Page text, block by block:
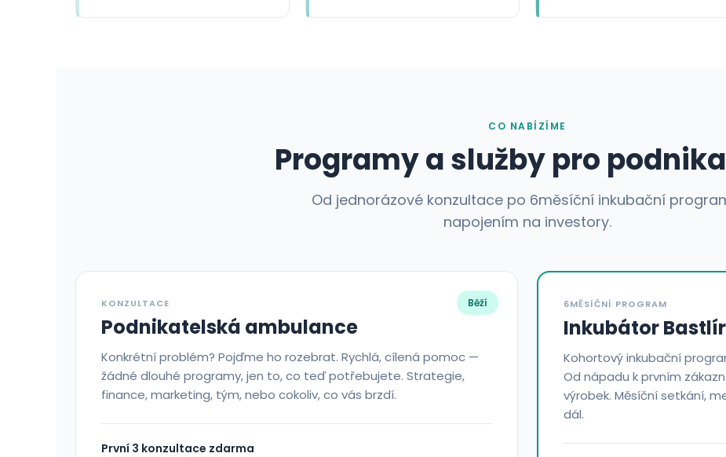
CO NABÍZÍME
Programy a služby pro
Od jednorázové konzultace po 6měsíční inkubační
napojením na investory.
Běží
KONZULTACE
Podnikatelská ambulance
Konkrétní problém? Pojďme ho rozebrat. Rychlá, cílená pomoc —
žádné dlouhé programy, jen to, co teď potřebujete. Strategie,
finance, marketing, tým, nebo cokoliv, co vás brzdí.
První 3 konzultace zdarma
6MĚSÍČNÍ PROGRAM
Inkubátor
Kohortový inkubační
Od nápadu k prvním
výrobek. Měsíční setkání,
dál.